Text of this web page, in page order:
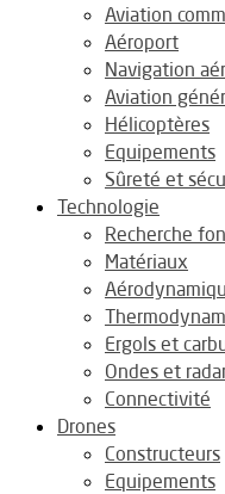
Aviation
Aéroport
Navigation
Aviation
Hélicoptères
Equipements
Sûreté et
Technologie
Recherche
Matériaux
Ergols et
Ondes et
Connectivité
Drones
Constructeurs
Equipements